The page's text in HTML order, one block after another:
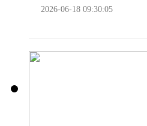
2026-06-18 09:30:05